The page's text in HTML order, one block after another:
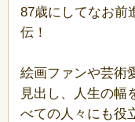
87歳にしてなお前
伝！
絵画ファンや芸術
見出し、人生の幅
べての人々にも役